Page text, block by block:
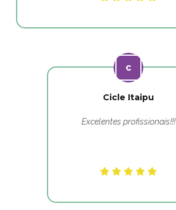
Cicle Itaipu
Excelentes profissionais!!!